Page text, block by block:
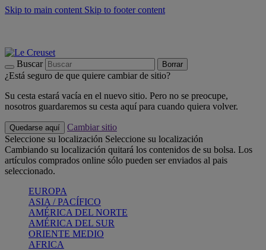
Skip to main content Skip to footer content
Buscar Borrar
¿Está seguro de que quiere cambiar de sitio?
Su cesta estará vacía en el nuevo sitio. Pero no se preocupe,
nosotros guardaremos su cesta aquí para cuando quiera volver.
Quedarse aquí
Cambiar sitio
Seleccione su localización Seleccione su localización
Cambiando su localización quitará los contenidos de su bolsa. Los
artículos comprados online sólo pueden ser enviados al pais
seleccionado.
EUROPA
ASIA / PACÍFICO
AMÉRICA DEL NORTE
AMÉRICA DEL SUR
ORIENTE MEDIO
AFRICA